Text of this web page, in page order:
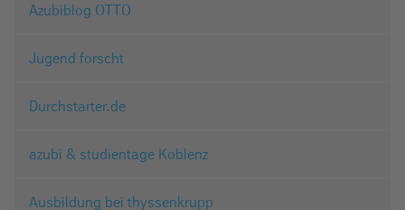
Azubiblog OTTO
Jugend forscht
Durchstarter.de
azubi & studientage Koblenz
Ausbildung bei thyssenkrupp